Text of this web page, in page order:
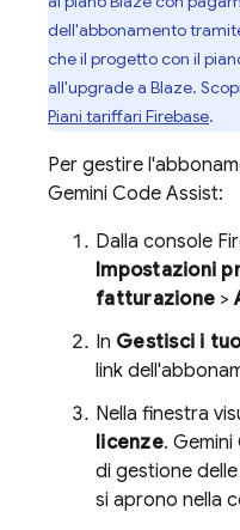
dell'abbonamento
che il progetto con il
all'upgrade a Blaze.
Piani tariffari Firebase.
Per gestire
Gemini Code Assist:
Dalla console
Impostazioni
fatturazione >
In Gestisci i
link
Nella finestra
licenze. Gemini
di gestione
si aprono nella